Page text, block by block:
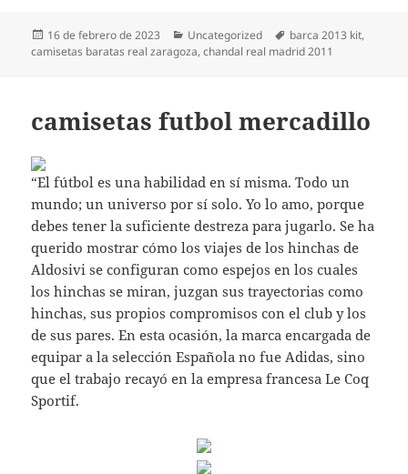
Publicado
el
16 de febrero de 2023 Categorías
Uncategorized Etiquetas
barca 2013 kit,
camisetas baratas real zaragoza,chandal real madrid 2011
camisetas futbol mercadillo
“El fútbol es una habilidad en sí misma. Todo un
mundo; un universo por sí solo. Yo lo amo, porque
debes tener la suficiente destreza para jugarlo. Se ha
querido mostrar cómo los viajes de los hinchas de
Aldosivi se configuran como espejos en los cuales
los hinchas se miran, juzgan sus trayectorias como
hinchas, sus propios compromisos con el club y los
de sus pares. En esta ocasión, la marca encargada de
equipar a la selección Española no fue Adidas, sino
que el trabajo recayó en la empresa francesa Le Coq
Sportif.